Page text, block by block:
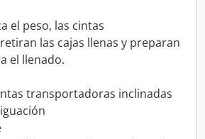
el peso, las cintas
las cajas llenas y preparan
el llenado.
transportadoras inclinadas